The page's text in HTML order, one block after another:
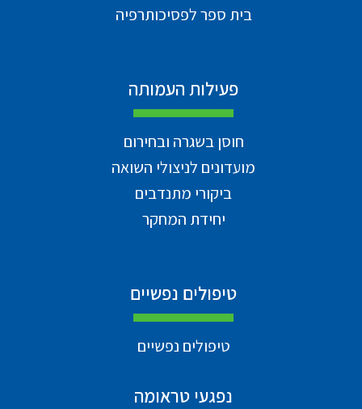
בית ספר לפסיכותרפיה
פעילות העמותה
חוסן בשגרה ובחירום
מועדונים לניצולי השואה
ביקורי מתנדבים
יחידת המחקר
טיפולים נפשיים
טיפולים נפשיים
נפגעי טראומה